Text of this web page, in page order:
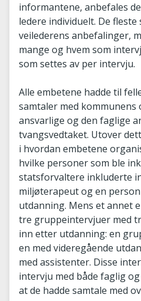
informantene, anbefales
ledere individuelt. De
veilederens anbefalinger,
mange og hvem som
som settes av per intervju.
Alle embetene hadde til
samtaler med kommunens
ansvarlige og den faglige
tvangsvedtaket. Utover
i hvordan embetene
hvilke personer som ble
statsforvaltere inkluderte
miljøterapeut og en
utdanning. Mens et annet
tre gruppeintervjuer med
inn etter utdanning: en
en med videregående
med assistenter. Disse
intervju med både faglig
at de hadde samtale med